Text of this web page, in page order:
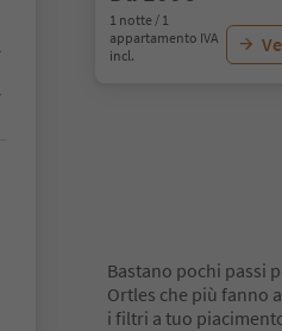
1 notte / 1
appartamento IVA
incl.
Bastano pochi passi
Ortles che più fanno
i filtri a tuo